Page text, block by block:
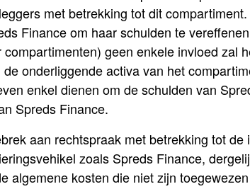
met betrekking tot dit
Finance om haar schulden te
geen enkele invloed zal
onderliggende activa van het
enkel dienen om de schulden van
Spreds Finance.
aan rechtspraak met betrekking tot de
zoals Spreds Finance,
algemene kosten die niet zijn